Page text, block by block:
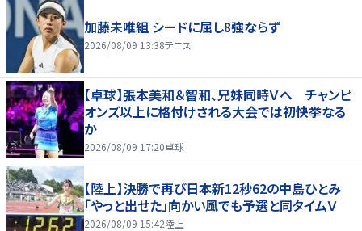
加藤未唯組 シードに屈し8強ならず
2026/08/09 13:38テニス
【卓球】張本美和＆智和、兄妹同時Ｖへ チャンピ
オンズ以上に格付けされる大会では初快挙なる
か
2026/08/09 17:20卓球
【陸上】決勝で再び日本新12秒62の中島ひとみ
「やっと出せた」向かい風でも予選と同タイムＶ
2026/08/09 15:42陸上